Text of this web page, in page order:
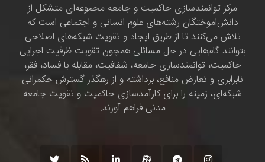
مرکز توانمندسازی حاکمیت و جامعه مجموعه‌ای متشکل از
دانش‌اموختگان رشته‌های علوم انسانی و اجتماعی است که
تلاش می‌کنند تا از طریق ایجاد و تقویت شبکه‌های اصلاحی
بتوانند گام‌هایی در حل مسائلی همچون تقویت ظرفیت اجرایی
حاکمیت، توانمندسازی جامعه، شفافیت، مقابله با فساد، فقر،
نابرابری و تعارض منافع، برداشته و از رهگذر گسترش حکمرانی
شبکه‌ای، زمینه را برای کارآمدسازی حاکمیت و تقویت جامعه
مدنی فراهم آورند.